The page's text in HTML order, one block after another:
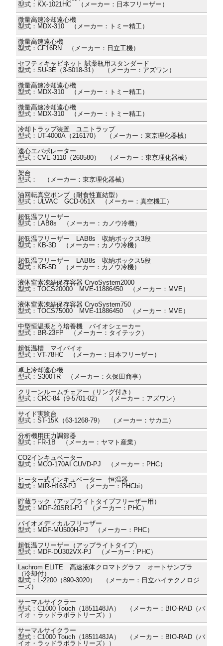
型式：KX-1021HC （メーカー：日本フリーザー）
微量高速冷却遠心機
型式：MDX-310 （メーカー：トミー精工）
微量高速遠心機
型式：CF16RN （メーカー：日立工機）
セフティキャビネット 試薬瓶用スタンダード
型式：SU-3E（3-5018-31） （メーカー：アズワン）
微量高速冷却遠心機
型式：MDX-310 （メーカー：トミー精工）
微量高速冷却遠心機
型式：MDX-310 （メーカー：トミー精工）
冷却トラップ装置 ユニトラップ
型式：UT-4000A（216170） （メーカー：東京理化器械）
遠心エバポレーター
型式：CVE-3110（260580） （メーカー：東京理化器械）
架台
型式： （メーカー：東京理化器械）
油回転真空ポンプ（耐食性直結型）
型式：ULVAC GCD-051X （メーカー：真空機工）
超低温フリーザー
型式：LAB8s （メーカー：カノウ冷機）
超低温フリーザー LAB8s 収納ボックス3段
型式：KB-3D （メーカー：カノウ冷機）
超低温フリーザー LAB8s 収納ボックス5段
型式：KB-5D （メーカー：カノウ冷機）
液体窒素凍結保存容器 CryoSystem2000
型式：TOCS20000 MVE-11886450 （メーカー：MVE）
液体窒素凍結保存容器 CryoSystem750
型式：TOCS75000 MVE-11886450 （メーカー：MVE）
中型恒温振とう培養機 バイオシェーカー
型式：BR-23FP （メーカー：タイテック）
超低温槽 マイバイオ
型式：VT-78HC （メーカー：日本フリーザー）
卓上冷却遠心機
型式：S300TR （メーカー：久保田商事）
クリーンルームチェアー（リング付き）
型式：CRC-84（9-5701-02） （メーカー：アズワン）
サイド実験台
型式：ST-15K（63-1268-79） （メーカー：サカエ）
分析機用圧力調節器
型式：FR-1B （メーカー：ヤマト産業）
CO2インキュベーター
型式：MCO-170AI CUVD-PJ （メーカー：PHC）
ヒーター式インキュベーター 恒温器
型式：MIR-H163-PJ （メーカー：PHCbi）
貯蔵ラック（アップライトタイプフリーザー用）
型式：MDF-20SR1-PJ （メーカー：PHC）
バイオメディカルフリーザー
型式：MDF-MU500H-PJ （メーカー：PHC）
超低温フリーザー（アップライトタイプ）
型式：MDF-DU302VX-PJ （メーカー：PHC）
Lachrom ELITE 高速液体クロマトグラフ オートサンプラ
（冷却付）
型式：L-2200（890-3020） （メーカー：日立ハイテクノロジ
ーズ）
サーマルサイクラー
型式：C1000 Touch（1851148JA） （メーカー：BIO-RAD（バ
イオ・ラッドラボラトリーズ））
サーマルサイクラー
型式：C1000 Touch（1851148JA） （メーカー：BIO-RAD（バ
イオ・ラッドラボラトリーズ））